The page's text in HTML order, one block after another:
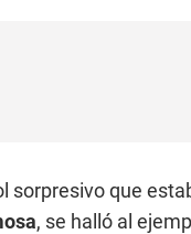
sorpresivo que
, se halló al